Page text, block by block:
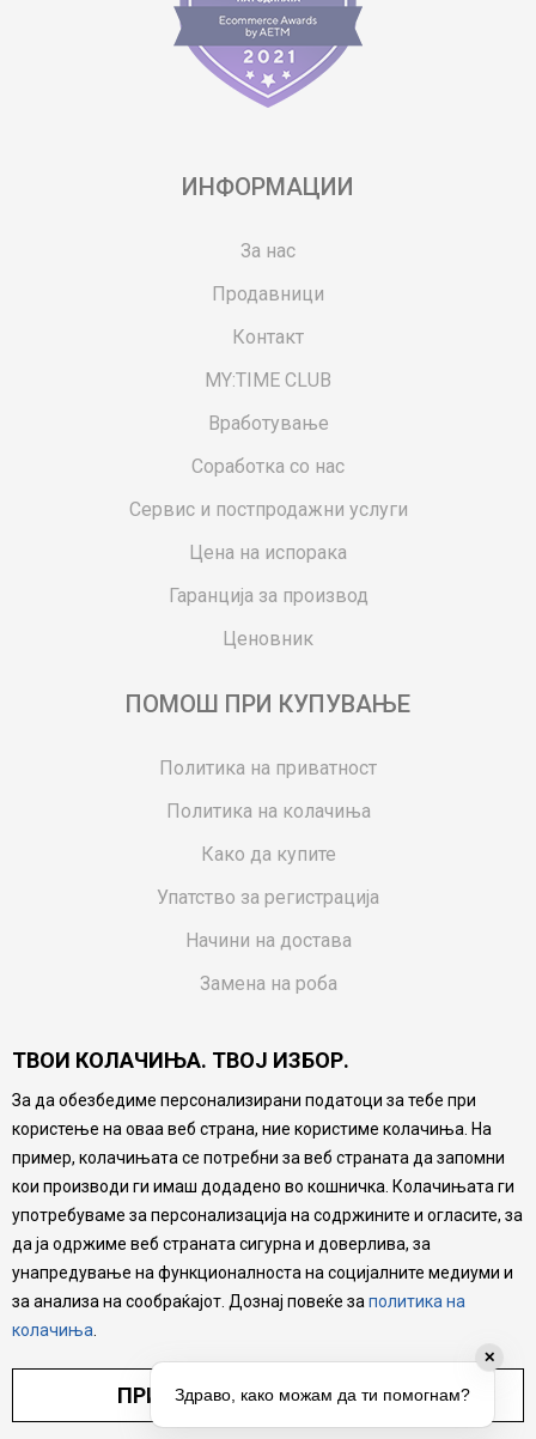
ИНФОРМАЦИИ
За нас
Продавници
Контакт
MY:TIME CLUB
Вработување
Соработка со нас
Сервис и постпродажни услуги
Цена на испорака
Гаранција за производ
Ценовник
ПОМОШ ПРИ КУПУВАЊЕ
Политика на приватност
Политика на колачиња
Како да купите
Упатство за регистрација
Начини на достава
Замена на роба
Ваучери
Product Finder
FAQs
Настојуваме да бидеме што попрецизни во описот на
производите, прикажување на слики и цени, но не
можеме да гарантираме дека сите информации се
комплетни и без грешка. Сите производи се дел од
нашата понуда, но не се подразбира дека мора да се
достапни во секој момент.
ТВОИ КОЛАЧИЊА. ТВОЈ ИЗБОР.
За да обезбедиме персонализирани податоци за тебе при
користење на оваа веб страна, ние користиме колачиња. На
пример, колачињата се потребни за веб страната да запомни
кои производи ги имаш додадено во кошничка. Колачињата ги
употребуваме за персонализација на содржините и огласите, за
да ја одржиме веб страната сигурна и доверлива, за
унапредување на функционалноста на социјалните медиуми и
за анализа на сообраќајот. Дознај повеќе за политика на
колачиња
ПРИЛАГОДИ ПОСТАВУВАЊА
✕
Здраво, како можам да ти помогнам?